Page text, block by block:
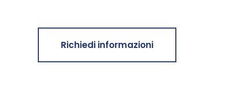
Richiedi informazioni